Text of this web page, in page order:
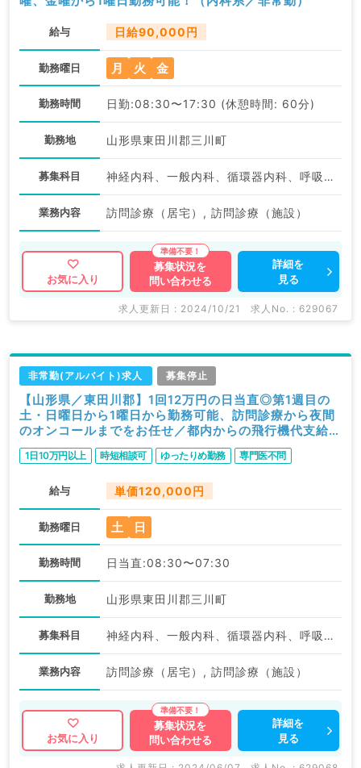
給与 日給90,000円
勤務曜日 月 火 金
勤務時間 日勤:08:30〜17:30 (休憩時間: 60分)
勤務地 山形県東田川郡三川町
募集科目 神経内科、一般内科、循環器内科、呼吸器内科、消化器内科、内分泌・代謝内科、腎臓内科、老年内科、血液内科、外科系全般、一般外科、膠原病科
業務内容 訪問診療（居宅）, 訪問診療（施設）
お気に入り
募集状況を
問い合わせる
詳細を
見る
求人更新日 : 2024/10/21 求人No. : 629067
非常勤(アルバイト)求人 募集停止
【山形県／東田川郡】1回12万円の日当直◎第1週目の
土・日曜日から1曜日から勤務可能、訪問診療から夜間
のオンコールまでをお任せ／都内からの飛行機代支給可
能（内科系／非常勤）
1日10万円以上 時短相談可 ゆったりめ勤務 専門医不問
給与 単価120,000円
勤務曜日 土 日
勤務時間 日当直:08:30〜07:30
勤務地 山形県東田川郡三川町
募集科目 神経内科、一般内科、循環器内科、呼吸器内科、消化器内科、内分泌・代謝内科、腎臓内科、老年内科、血液内科、外科系全般、一般外科、膠原病科
業務内容 訪問診療（居宅）, 訪問診療（施設）
お気に入り
募集状況を
問い合わせる
詳細を
見る